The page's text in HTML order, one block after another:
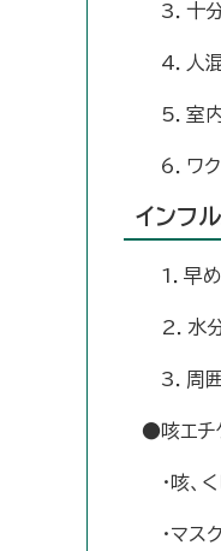
3．十
4．人
5．室
6．ワ
インフ
1．早
2．水分
3．周囲
●咳エチ
・咳、
・マス